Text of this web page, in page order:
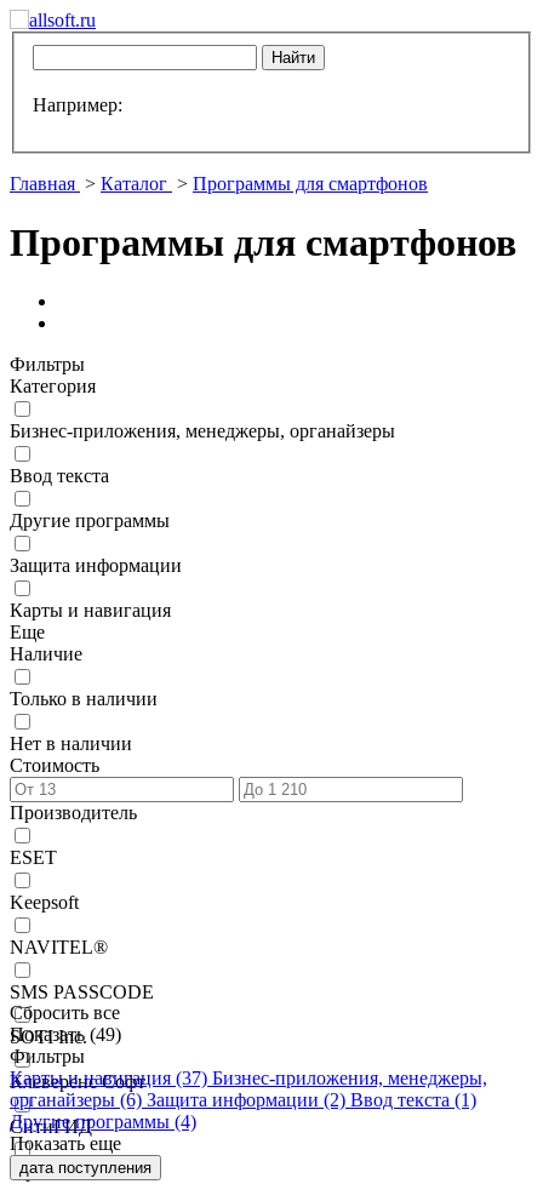
Например:
Главная > Каталог > Программы для смартфонов
Программы для смартфонов
Фильтры
Категория
Бизнес-приложения, менеджеры, органайзеры
Ввод текста
Другие программы
Защита информации
Карты и навигация
Еще
Наличие
Только в наличии
Нет в наличии
Стоимость
Производитель
ESET
Keepsoft
NAVITEL®
SMS PASSCODE
SOTI Inc.
Клеверенс Софт
СитиГИД
Фрегат
Сбросить все
Показать (49)
Фильтры
Карты и навигация (37) Бизнес-приложения, менеджеры,
органайзеры (6) Защита информации (2) Ввод текста (1)
Другие программы (4)
Показать еще
дата поступления